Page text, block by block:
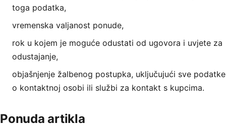
toga podatka,
vremenska valjanost ponude,
rok u kojem je moguće odustati od ugovora i uvjete za
odustajanje,
objašnjenje žalbenog postupka, uključujući sve podatke
o kontaktnoj osobi ili službi za kontakt s kupcima.
Ponuda artikla